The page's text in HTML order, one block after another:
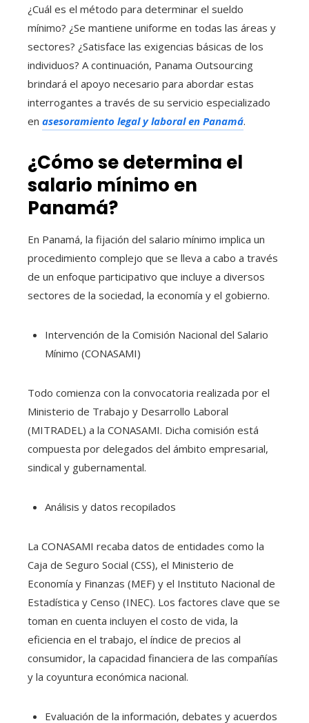
¿Cuál es el método para determinar el sueldo
mínimo? ¿Se mantiene uniforme en todas las áreas y
sectores? ¿Satisface las exigencias básicas de los
individuos? A continuación, Panama Outsourcing
brindará el apoyo necesario para abordar estas
interrogantes a través de su servicio especializado
en asesoramiento legal y laboral en Panamá.
¿Cómo se determina el
salario mínimo en
Panamá?
En Panamá, la fijación del salario mínimo implica un
procedimiento complejo que se lleva a cabo a través
de un enfoque participativo que incluye a diversos
sectores de la sociedad, la economía y el gobierno.
Intervención de la Comisión Nacional del Salario
Mínimo (CONASAMI)
Todo comienza con la convocatoria realizada por el
Ministerio de Trabajo y Desarrollo Laboral
(MITRADEL) a la CONASAMI. Dicha comisión está
compuesta por delegados del ámbito empresarial,
sindical y gubernamental.
Análisis y datos recopilados
La CONASAMI recaba datos de entidades como la
Caja de Seguro Social (CSS), el Ministerio de
Economía y Finanzas (MEF) y el Instituto Nacional de
Estadística y Censo (INEC). Los factores clave que se
toman en cuenta incluyen el costo de vida, la
eficiencia en el trabajo, el índice de precios al
consumidor, la capacidad financiera de las compañías
y la coyuntura económica nacional.
Evaluación de la información, debates y acuerdos